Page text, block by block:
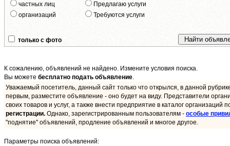
частных лиц
организаций
Предлагаю услуги
Требуются услуги
только с фото
К сожалению, объявлений не найдено. Измените условия поиска.
Вы можете бесплатно подать объявление.
Уважаемый посетитель, данный сайт только что открылся, в данной
первым, разместите объявление - оно будет на виду. Представители
своих товаров и услуг, а также внести предприятие в каталог организаций
регистрации. Однако, зарегистрированным пользователям - особые
"поднятие" объявлений, продление объявлений и многое другое.
Параметры поиска объявлений: